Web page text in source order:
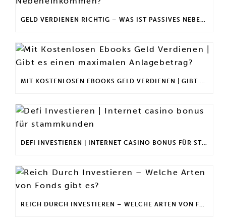
GELD VERDIENEN RICHTIG – WAS IST PASSIVES NEBENEINKOMMEN?
MIT KOSTENLOSEN EBOOKS GELD VERDIENEN | GIBT ES EINEN MAXIMALEN ANLAGEBETRAG?
DEFI INVESTIEREN | INTERNET CASINO BONUS FÜR STAMMKUNDEN
REICH DURCH INVESTIEREN – WELCHE ARTEN VON FONDS GIBT ES?